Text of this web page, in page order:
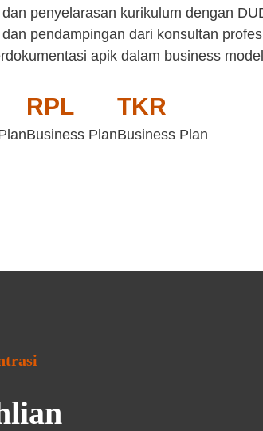
penyelarasan kurikulum dengan
pendampingan dari konsultan
apik dalam business
RPL
Business Plan
TKR
Business Plan